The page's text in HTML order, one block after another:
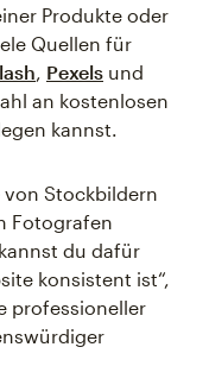
Produkte oder
Quellen für
, Pexels und
an kostenlosen
kannst.
von Stockbildern
Fotografen
du dafür
konsistent ist“,
professioneller